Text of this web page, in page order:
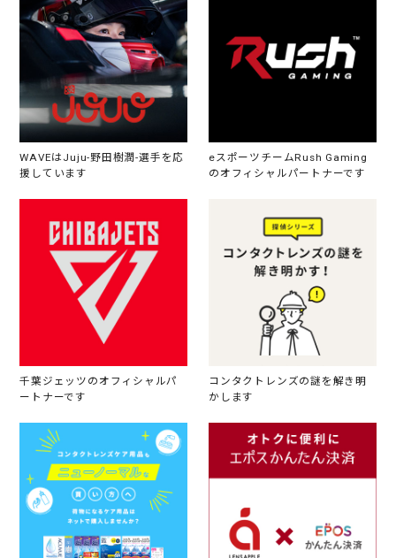
WAVEはJuju-野田樹潤-選手を応
援しています
eスポーツチームRush Gaming
のオフィシャルパートナーです
千葉ジェッツのオフィシャルパ
ートナーです
コンタクトレンズの謎を解き明
かします